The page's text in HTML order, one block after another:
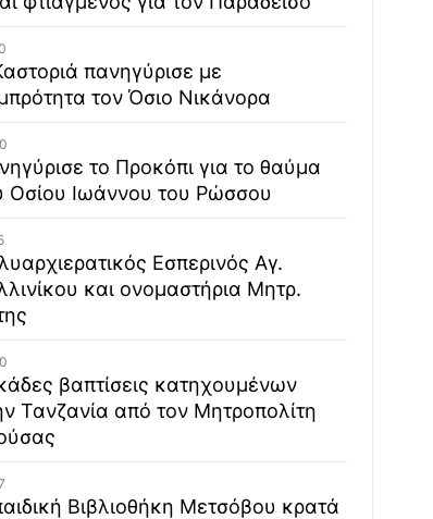
πανηγύρισε με
τον Όσιο Νικάνορα
το Προκόπι για το θαύμα
Οσίου Ιωάννου του Ρώσσου
Εσπερινός Αγ.
και ονομαστήρια Μητρ.
βαπτίσεις κατηχουμένων
Τανζανία από τον Μητροπολίτη
Βιβλιοθήκη Μετσόβου κρατά